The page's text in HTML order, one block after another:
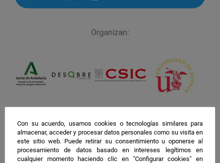
facebook
twitter
instagram
Con su acuerdo, usamos cookies o tecnologías similares para
almacenar, acceder y procesar datos personales como su visita en
este sitio web. Puede retirar su consentimiento u oponerse al
procesamiento de datos basado en intereses legítimos en
cualquier momento haciendo clic en "Configurar cookies" en